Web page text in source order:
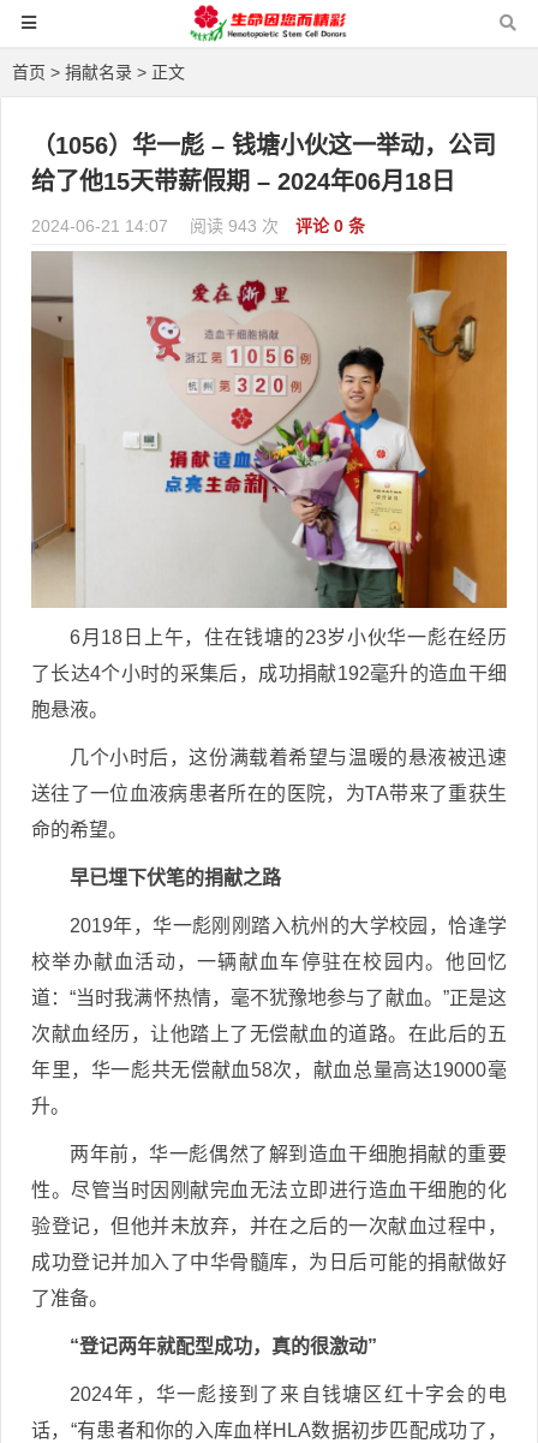
首页 > 捐献名录 > 正文
（1056）华一彪 – 钱塘小伙这一举动，公司
给了他15天带薪假期 – 2024年06月18日
2024-06-21 14:07 阅读 943 次 评论 0 条
6月18日上午，住在钱塘的23岁小伙华一彪在经历
了长达4个小时的采集后，成功捐献192毫升的造血干细
胞悬液。
几个小时后，这份满载着希望与温暖的悬液被迅速
送往了一位血液病患者所在的医院，为TA带来了重获生
命的希望。
早已埋下伏笔的捐献之路
2019年，华一彪刚刚踏入杭州的大学校园，恰逢学
校举办献血活动，一辆献血车停驻在校园内。他回忆
道：“当时我满怀热情，毫不犹豫地参与了献血。”正是这
次献血经历，让他踏上了无偿献血的道路。在此后的五
年里，华一彪共无偿献血58次，献血总量高达19000毫
升。
两年前，华一彪偶然了解到造血干细胞捐献的重要
性。尽管当时因刚献完血无法立即进行造血干细胞的化
验登记，但他并未放弃，并在之后的一次献血过程中，
成功登记并加入了中华骨髓库，为日后可能的捐献做好
了准备。
“登记两年就配型成功，真的很激动”
2024年，华一彪接到了来自钱塘区红十字会的电
话，“有患者和你的入库血样HLA数据初步匹配成功了，